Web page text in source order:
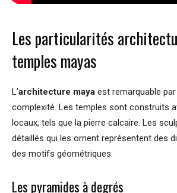
Les particularités
temples mayas
L’architecture maya est remarquable
complexité. Les temples sont construits
locaux, tels que la pierre calcaire. Les
détaillés qui les ornent représentent des
des motifs géométriques.
Les pyramides à degrés